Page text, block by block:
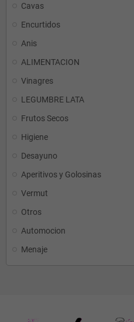
Cavas
Encurtidos
Anis
ALIMENTACION
Vinagres
LEGUMBRE LATA
Frutos Secos
Higiene
Desayuno
Aperitivos y Golosinas
Vermut
Otros
Automocion
Menaje